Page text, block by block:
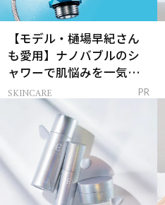
【モデル・樋場早紀さん
も愛用】ナノバブルのシ
ャワーで肌悩みを一気に
解決
SKINCARE PR